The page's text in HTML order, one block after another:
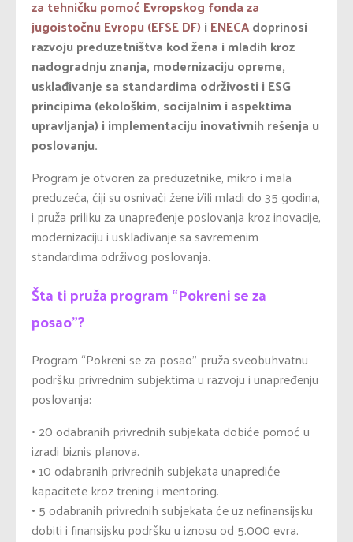
za tehničku pomoć Evropskog fonda za
jugoistočnu Evropu (EFSE DF) i ENECAdoprinosi
razvoju preduzetništva kod žena i mladih kroz
nadogradnju znanja, modernizaciju opreme,
usklađivanje sa standardima održivosti i ESG
principima (ekološkim, socijalnim i aspektima
upravljanja) i implementaciju inovativnih rešenja u
poslovanju.
Program je otvoren za preduzetnike, mikro i mala
preduzeća, čiji su osnivači žene i/ili mladi do 35 godina,
i pruža priliku za unapređenje poslovanja kroz inovacije,
modernizaciju i usklađivanje sa savremenim
standardima održivog poslovanja.
Šta ti pruža program “Pokreni se za
posao”?
Program “Pokreni se za posao” pruža sveobuhvatnu
podršku privrednim subjektima u razvoju i unapređenju
poslovanja:
•20 odabranih privrednih subjekata dobiće pomoć u
izradi biznis planova.
• 10 odabranih privrednih subjekata unaprediće
kapacitete kroz trening i mentoring.
• 5 odabranih privrednih subjekata će uz nefinansijsku
dobiti i finansijsku podršku u iznosu od 5.000 evra.